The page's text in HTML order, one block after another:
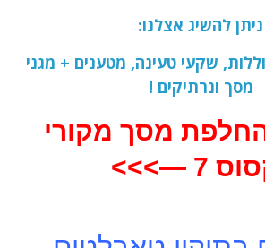
ניתן להשיג אצלנו:
שקעי טעינה, מטענים + מגני
מסך ונרתיקים !
מסך מקורי
7 —>>>